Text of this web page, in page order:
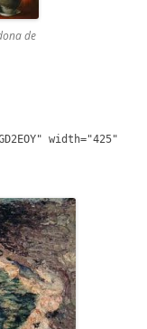
de
width="425"